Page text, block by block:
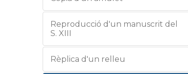
Reproducció d'un manuscrit del
S. XIII
Rèplica d'un relleu